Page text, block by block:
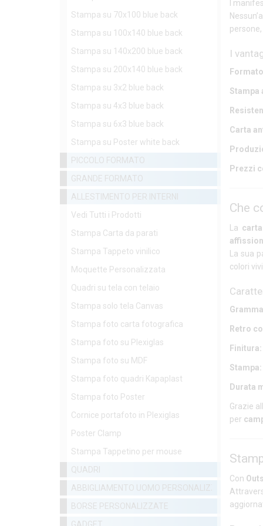
Stampa su 70x100 blue back
Stampa su 100x140 blue back
Stampa su 140x200 blue back
Stampa su 200x140 blue back
Stampa su 3x2 blue back
Stampa su 4x3 blue back
Stampa su 6x3 blue back
Stampa su Poster white back
PICCOLO FORMATO
GRANDE FORMATO
ALLESTIMENTO PER INTERNI
Vedi Tutti i Prodotti
Stampa Carta da parati
Stampa Tappeto vinilico
Moquette Personalizzata
Quadri su tela con telaio
Stampa solo tela Canvas
Stampa foto carta fotografica
Stampa foto su Plexiglas
Stampa foto su MDF
Stampa foto quadri Kapaplast
Stampa foto Poster
Cornice portafoto in Plexiglas
Poster Clamp
Stampa Tappetino per mouse
QUADRI
ABBIGLIAMENTO UOMO PERSONALIZZATO
BORSE PERSONALIZZATE
GADGET
I
I
Stampa
Carta
Prezzi
Che
La
La sua
colori
Retro
Finitura:
Stampa:
Durata
Grazie
per
Con